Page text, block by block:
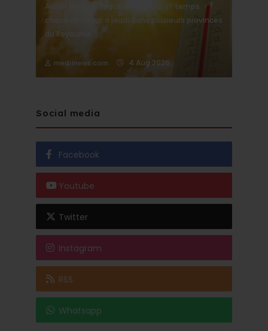
Alerte Météo : Vague de chaleur et temps
chaud de mardi à jeudi dans plusieurs provinces
du Royaume
medi1news.com 4 Aug 2026
Social media
Facebook
Youtube
Twitter
Instagram
RSS
Whatsapp